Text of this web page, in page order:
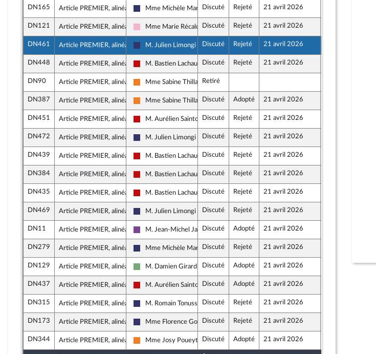
DN165 Article PREMIER, alinéa 40
Rassemblement National
Mme Michèle MartinezDiscuté Rejeté 21 avril 2026
DN121 Article PREMIER, alinéa 41
Socialistes et apparentés
Mme Marie RécaldeDiscuté Rejeté 21 avril 2026
DN461 Article PREMIER, alinéa 41
Rassemblement National
M. Julien Limongi Discuté Rejeté 21 avril 2026
DN448 Article PREMIER, alinéa 41
La France insoumise - Nouveau Front Populaire
M. Bastien Lachaud Discuté Rejeté 21 avril 2026
DN90 Article PREMIER, alinéa 41
Les Démocrates
Mme Sabine ThillayeRetiré
DN387 Article PREMIER, alinéa 41
Les Démocrates
Mme Sabine ThillayeDiscuté Adopté 21 avril 2026
DN451 Article PREMIER, alinéa 41
La France insoumise - Nouveau Front Populaire
M. Aurélien SaintoulDiscuté Rejeté 21 avril 2026
DN472 Article PREMIER, alinéa 42
Rassemblement National
M. Julien Limongi Discuté Rejeté 21 avril 2026
DN439 Article PREMIER, alinéa 42
La France insoumise - Nouveau Front Populaire
M. Bastien Lachaud Discuté Rejeté 21 avril 2026
DN384 Article PREMIER, alinéa 42
La France insoumise - Nouveau Front Populaire
M. Bastien Lachaud Discuté Rejeté 21 avril 2026
DN435 Article PREMIER, alinéa 42
La France insoumise - Nouveau Front Populaire
M. Bastien Lachaud Discuté Rejeté 21 avril 2026
DN469 Article PREMIER, alinéa 42
Rassemblement National
M. Julien Limongi Discuté Rejeté 21 avril 2026
DN11 Article PREMIER, alinéa 42
Ensemble pour la République
M. Jean-Michel JacquesDiscuté Adopté 21 avril 2026
DN279 Article PREMIER, alinéa 42
Rassemblement National
Mme Michèle MartinezDiscuté Rejeté 21 avril 2026
DN129 Article PREMIER, alinéa 43
Écologiste et Social
M. Damien Girard Discuté Adopté 21 avril 2026 17 avril 2026
DN437 Article PREMIER, alinéa 43
La France insoumise - Nouveau Front Populaire
M. Aurélien SaintoulDiscuté Adopté 21 avril 2026
DN315 Article PREMIER, alinéa 45
Rassemblement National
M. Romain Tonussi Discuté Rejeté 21 avril 2026
DN173 Article PREMIER, alinéa 45
Rassemblement National
Mme Florence GouletDiscuté Rejeté 21 avril 2026
DN344 Article PREMIER, alinéa 46
Les Démocrates
Mme Josy Poueyto Discuté Adopté 21 avril 2026